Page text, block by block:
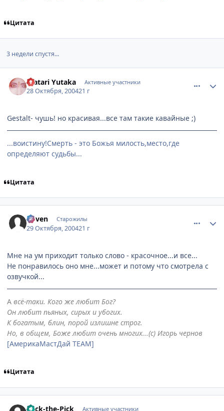
Цитата
3 недели спустя...
Watari Yutaka Активные участники
28 Октября, 200421 г
Gestalt- чушь! но красивая...все там такие кавайные ;)
...воистину!Смерть - это Божья милость,место,где
определяют судьбы...
Цитата
Coven Старожилы
29 Октября, 200421 г
Мне на ум приходит только слово - красочное...и все...
Не понравилось оно мне...может и потому что смотрела с
озвучкой...
А всё-таки. Кого же любит Бог?
Он любит пьяных, сирых и убогих.
К богатым, блин, порой излишне строг.
Но, в общем, Боже любит очень многих...(с) Игорь чернов
[АмерикаМастДай TEAM]
Цитата
Mick-the-Pick Активные участники